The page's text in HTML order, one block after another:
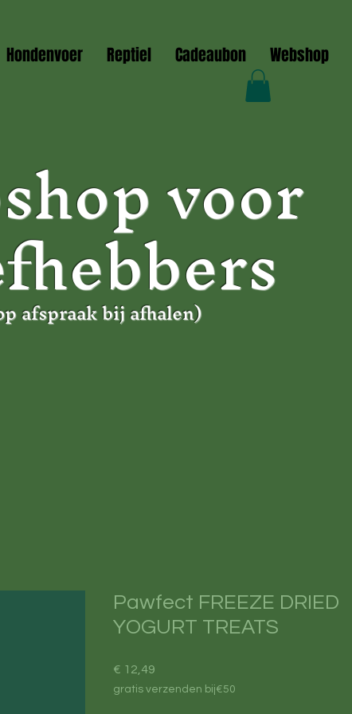
Hondenvoer Reptiel Cadeaubon Webshop
voor
afspraak bij afhalen)
Pawfect FREEZE DRIED
YOGURT TREATS
€ 12,49
gratis verzenden bij€50